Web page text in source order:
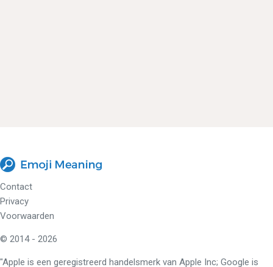
Contact
Privacy
Voorwaarden
© 2014 - 2026
"Apple is een geregistreerd handelsmerk van Apple Inc; Google is